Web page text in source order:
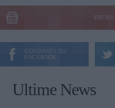
CONDIVIDI SU
FACEBOOK
Ultime News